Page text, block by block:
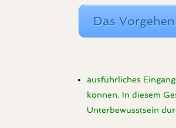
Das
ausführliches
können. In diesem
Unterbewusstsein